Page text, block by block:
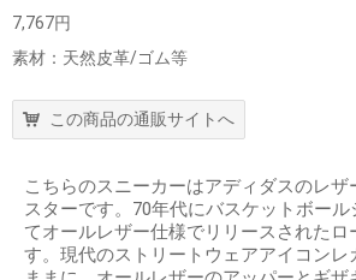
7,767円
素材：天然皮革/ゴム等
この商品の通販サイトへ
こちらのスニーカーはアディダスのレザ
スターです。70年代にバスケットボー
てオールレザー仕様でリリースされたロ
す。現代のストリートウェアアイコンレ